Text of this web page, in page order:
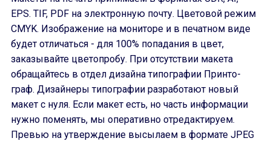
EPS. TIF, PDF на электронную почту. Цветовой режим
CMYK. Изображение на мониторе и в печатном виде
будет отличаться - для 100% попадания в цвет,
заказывайте цветопробу. При отсутствии макета
обращайтесь в отдел дизайна типографии Принто-
граф. Дизайнеры типографии разработают новый
макет с нуля. Если макет есть, но часть информации
нужно поменять, мы оперативно отредактируем.
Превью на утверждение высылаем в формате JPEG